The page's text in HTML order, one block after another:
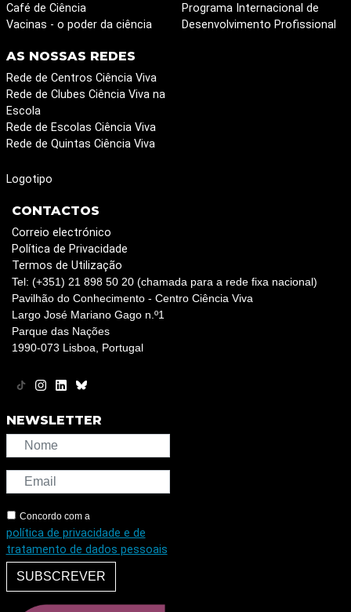
Café de Ciência
Vacinas - o poder da ciência
Programa Internacional de
Desenvolvimento Profissional
AS NOSSAS REDES
Rede de Centros Ciência Viva
Rede de Clubes Ciência Viva na
Escola
Rede de Escolas Ciência Viva
Rede de Quintas Ciência Viva
Logotipo
CONTACTOS
Correio electrónico
Política de Privacidade
Termos de Utilização
Tel: (+351) 21 898 50 20 (chamada para a rede fixa nacional)
Pavilhão do Conhecimento - Centro Ciência Viva
Largo José Mariano Gago n.º1
Parque das Nações
1990-073 Lisboa, Portugal
NEWSLETTER
Concordo com a
política de privacidade e de
tratamento de dados pessoais
SUBSCREVER